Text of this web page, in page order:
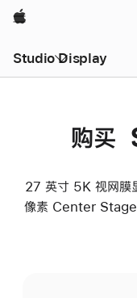
Apple
Studio Display
购买
27 英寸 5K 视网膜
像素 Center Stage